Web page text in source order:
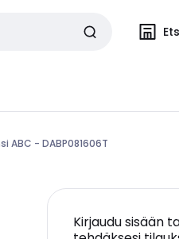
ABC - DABP081606T
Kirjaudu sisään